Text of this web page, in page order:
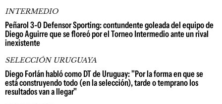
INTERMEDIO
Peñarol 3-0 Defensor Sporting: contundente goleada del equipo de
Diego Aguirre que se floreó por el Torneo Intermedio ante un rival
inexistente
SELECCIÓN URUGUAYA
Diego Forlán habló como DT de Uruguay: "Por la forma en que se
está construyendo todo (en la selección), tarde o temprano los
resultados van a llegar"